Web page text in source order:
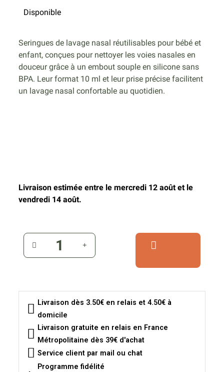
Disponible
Seringues de lavage nasal réutilisables pour bébé et
enfant, conçues pour nettoyer les voies nasales en
douceur grâce à un embout souple en silicone sans
BPA. Leur format 10 ml et leur prise précise facilitent
un lavage nasal confortable au quotidien.
Livraison estimée entre le mercredi 12 août et le
vendredi 14 août.
Livraison dès 3.50€ en relais et 4.50€ à
domicile
Livraison gratuite en relais en France
Métropolitaine dès 39€ d'achat
Service client par mail ou chat
Programme fidélité